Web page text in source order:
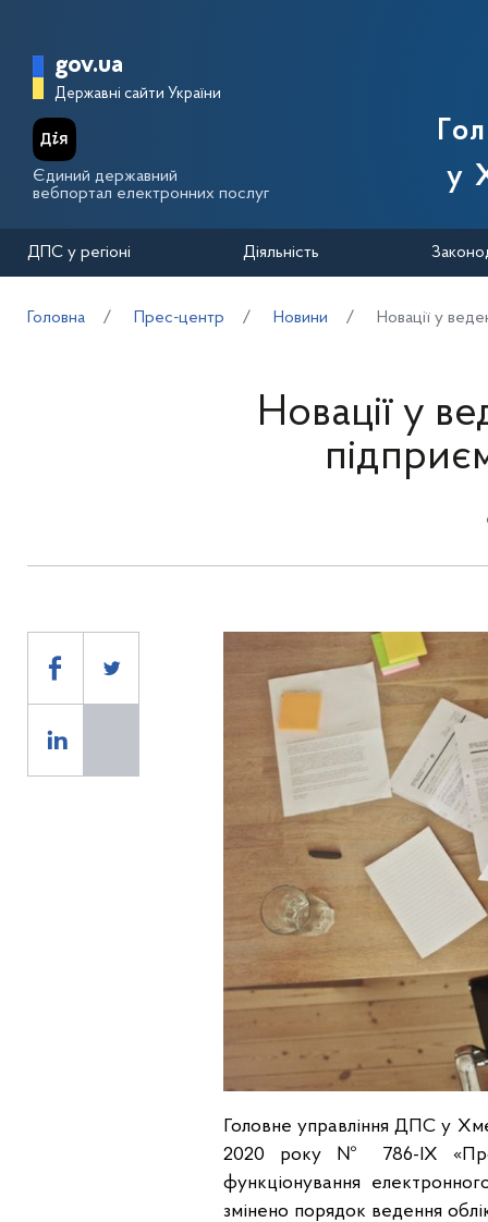
Головна сторінка Державної
gov.ua
Державні сайти України
Єдиний державний
вебпортал електронних послуг
у
ДПС у регіоні Діяльність
Головна Прес-центр Новини Новації у
Новації у
Головне управління ДПС у
2020 року № 786-ІХ «Про
функціонування
змінено порядок ведення